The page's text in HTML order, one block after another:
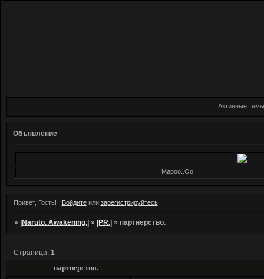
Активные темы
Объявление
Мдооо..Оо
Привет, Гость! Войдитеили зарегистрируйтесь.
» |Naruto. Awakening.| » |PR.| » партнерство.
партнерство.
Страница:1